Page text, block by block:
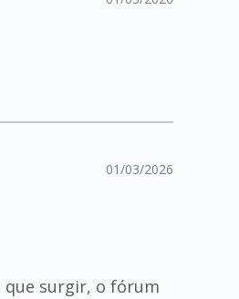
01/03/2026
que surgir, o fórum